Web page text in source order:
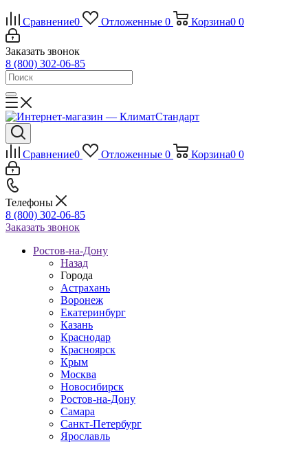
Сравнение0 Отложенные 0 Корзина0 0
Заказать звонок
8 (800) 302-06-85
Сравнение0 Отложенные 0 Корзина0 0
Телефоны
8 (800) 302-06-85
Заказать звонок
Ростов-на-Дону
Назад
Города
Астрахань
Воронеж
Екатеринбург
Казань
Краснодар
Красноярск
Крым
Москва
Новосибирск
Ростов-на-Дону
Самара
Санкт-Петербург
Ярославль